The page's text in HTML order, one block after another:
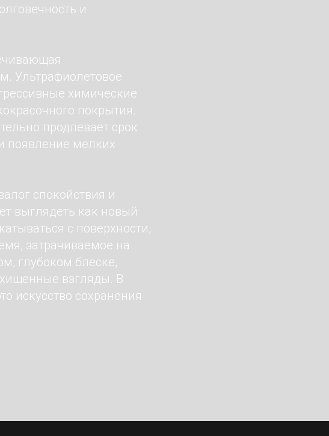
и
Ультрафиолетовое
химические
покрытия.
продлевает срок
появление мелких
спокойствия и
выглядеть как новый
с поверхности,
затрачиваемое на
глубоком блеске,
взгляды. В
искусство сохранения